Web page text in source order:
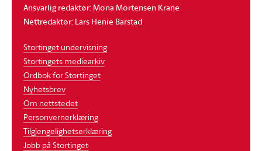
Ansvarlig redaktør: Mona Mortensen Krane
Nettredaktør: Lars Henie Barstad
Stortinget undervisning
Stortingets mediearkiv
Ordbok for Stortinget
Nyhetsbrev
Om nettstedet
Personvernerklæring
Tilgjengelighetserklæring
Jobb på Stortinget